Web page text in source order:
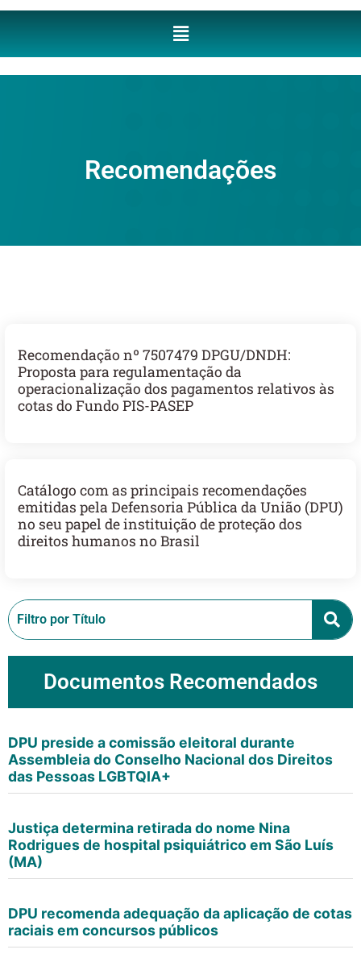
Recomendações
Recomendação nº 7507479 DPGU/DNDH:
Proposta para regulamentação da
operacionalização dos pagamentos relativos às
cotas do Fundo PIS-PASEP
Catálogo com as principais recomendações
emitidas pela Defensoria Pública da União (DPU)
no seu papel de instituição de proteção dos
direitos humanos no Brasil
Documentos Recomendados
DPU preside a comissão eleitoral durante
Assembleia do Conselho Nacional dos Direitos
das Pessoas LGBTQIA+
Justiça determina retirada do nome Nina
Rodrigues de hospital psiquiátrico em São Luís
(MA)
DPU recomenda adequação da aplicação de cotas
raciais em concursos públicos